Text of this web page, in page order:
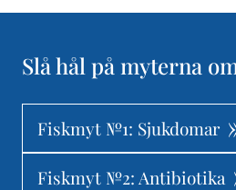
Slå hål på myterna
Fiskmyt №1: Sjukdomar
Fiskmyt №2: Antibiotika